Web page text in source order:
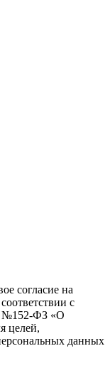
согласие на
с
№152-ФЗ «О
целей,
данных